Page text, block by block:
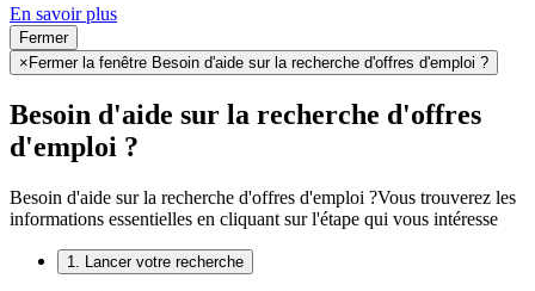
En savoir plus
Fermer
×Fermer la fenêtre Besoin d'aide sur la recherche d'offres d'emploi ?
Besoin d'aide sur la recherche d'offres
d'emploi ?
Besoin d'aide sur la recherche d'offres d'emploi ?Vous trouverez les
informations essentielles en cliquant sur l'étape qui vous intéresse
1. Lancer votre recherche